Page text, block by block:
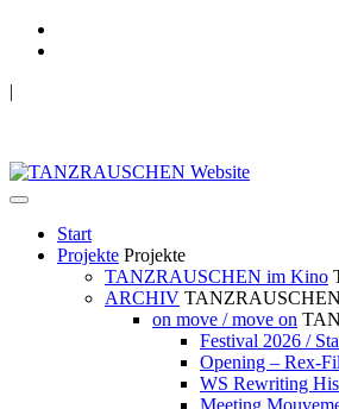
|
Start
Projekte Projekte
TANZRAUSCHEN im Kino
ARCHIV
on move / move on
Festival 2026 /
Opening – Rex-
WS Rewriting
Meeting